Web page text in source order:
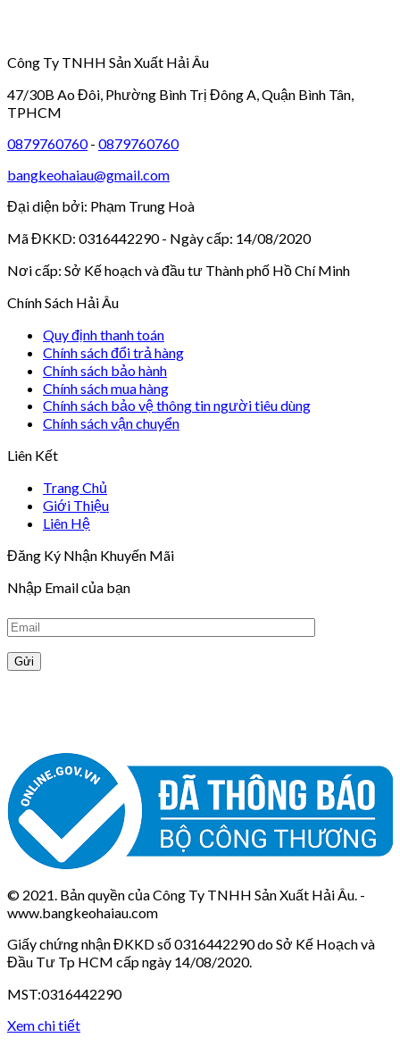
Công Ty TNHH Sản Xuất Hải Âu
47/30B Ao Đôi, Phường Bình Trị Đông A, Quận Bình Tân,
TPHCM
0879760760- 0879760760
bangkeohaiau@gmail.com
Đại diện bởi: Phạm Trung Hoà
Mã ĐKKD: 0316442290 - Ngày cấp: 14/08/2020
Nơi cấp: Sở Kế hoạch và đầu tư Thành phố Hồ Chí Minh
Chính Sách Hải Âu
Quy định thanh toán
Chính sách đổi trả hàng
Chính sách bảo hành
Chính sách mua hàng
Chính sách bảo vệ thông tin người tiêu dùng
Chính sách vận chuyển
Liên Kết
Trang Chủ
Giới Thiệu
Liên Hệ
Đăng Ký Nhận Khuyến Mãi
Nhập Email của bạn
© 2021. Bản quyền của Công Ty TNHH Sản Xuất Hải Âu. -
www.bangkeohaiau.com
Giấy chứng nhận ĐKKD số 0316442290 do Sở Kế Hoạch và
Đầu Tư Tp HCM cấp ngày 14/08/2020.
MST:0316442290
Xem chi tiết